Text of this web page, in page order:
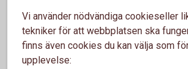
Skaffa e-sparkonto till
ungdomar
Vi använder nödvändiga cookieseller
tekniker för att webbplatsen ska
finns även cookies du kan välja som
upplevelse: